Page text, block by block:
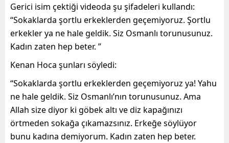
Gerici isim çektiği videoda şu şifadeleri kullandı:
“Sokaklarda şortlu erkeklerden geçemiyoruz. Şortlu
erkekler ya ne hale geldik. Siz Osmanlı torunusunuz.
Kadın zaten hep beter. ”
Kenan Hoca şunları söyledi:
“Sokaklarda şortlu erkeklerden geçemiyoruz ya! Yahu
ne hale geldik. Siz Osmanlı’nın torunusunuz. Ama
Allah size diyor ki göbek altı ve diz kapağınızı
örtmeden sokağa çıkamazsınız. Erkeğe söylüyor
bunu kadına demiyorum. Kadın zaten hep beter.